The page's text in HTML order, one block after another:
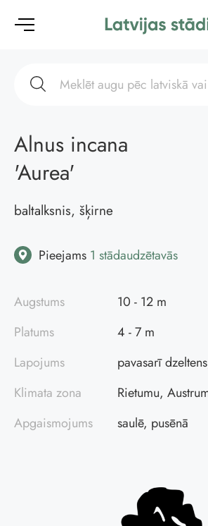
Alnus incana
'Aurea'
baltalksnis, šķirne
Pieejams 1 stādaudzētavās
Augstums
10 - 12 m
Platums
4 - 7 m
Lapojums
pavasarī
Klimata zona
Rietumu,
Apgaismojums
saulē, pusēnā